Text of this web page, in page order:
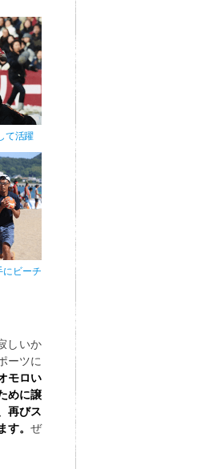
て活躍
にビーチ
しいか
ーツに
モロい
めに譲
再びス
す。ぜ